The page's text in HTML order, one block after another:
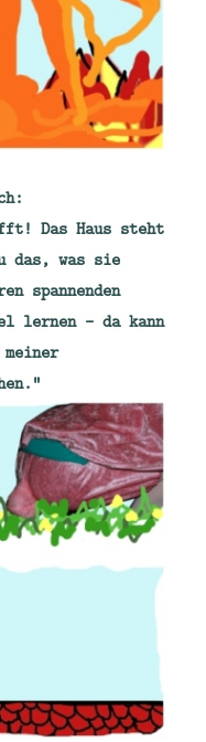
Das Haus steht
das, was sie
spannenden
lernen – da kann